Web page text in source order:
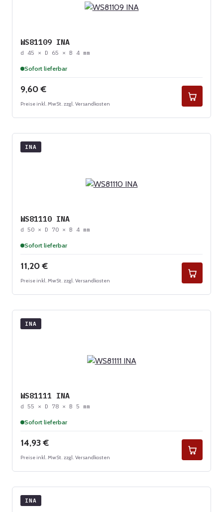
WS81109 INA
d 45 × D 65 × B 4 mm
Sofort lieferbar
Regulärer Preis:
9,60 €
Preise inkl. MwSt. zzgl. Versandkosten
INA
WS81110 INA
d 50 × D 70 × B 4 mm
Sofort lieferbar
Regulärer Preis:
11,20 €
Preise inkl. MwSt. zzgl. Versandkosten
INA
WS81111 INA
d 55 × D 78 × B 5 mm
Sofort lieferbar
Regulärer Preis:
14,93 €
Preise inkl. MwSt. zzgl. Versandkosten
INA